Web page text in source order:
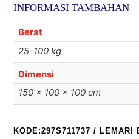
minimalis
Modern
INFORMASI TAMBAHAN
Berat
25-100 kg
Dimensi
150 × 100 × 100 cm
KODE:297S711737 /LEMARI